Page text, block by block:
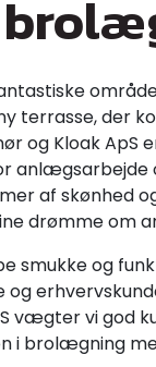
terrasse, der
og Kloak ApS
af skønhed
drømme om
smukke og
vægter vi god
i brolægning